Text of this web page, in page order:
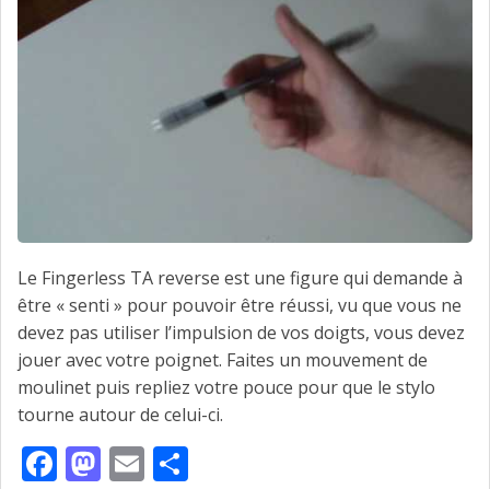
A Propos
Le Fingerless TA reverse est une figure qui demande à
être « senti » pour pouvoir être réussi, vu que vous ne
devez pas utiliser l’impulsion de vos doigts, vous devez
jouer avec votre poignet. Faites un mouvement de
moulinet puis repliez votre pouce pour que le stylo
tourne autour de celui-ci.
Facebook
Mastodon
Email